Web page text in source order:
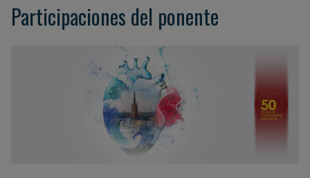
Participaciones del ponente